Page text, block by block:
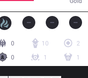
0 10
2
0
1 1